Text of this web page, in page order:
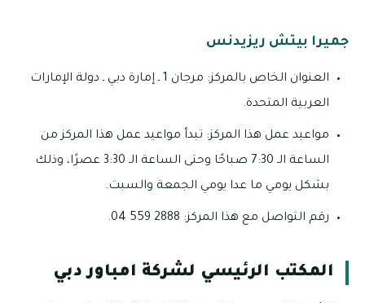
جميرا بيتش ريزيدنس
العنوان الخاص بالمركز: مرجان 1 ـ إمارة دبي ـ دولة الإمارات
العربية المتحدة.
مواعيد عمل هذا المركز: تبدأ مواعيد عمل هذا المركز من
الساعة الـ 7:30 صباحًا وحتى الساعة الـ 3:30 عصرًا، وذلك
بشكل يومي ما عدا يومي الجمعة والسبت.
رقم التواصل مع هذا المركز: 2888 559 04.
المكتب الرئيسي لشركة امباور دبي